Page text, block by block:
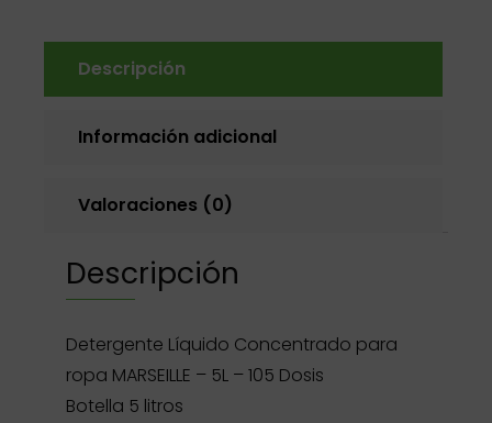
Descripción
Información adicional
Valoraciones (0)
Descripción
Detergente Líquido Concentrado para
ropa MARSEILLE – 5L – 105 Dosis
Botella 5 litros